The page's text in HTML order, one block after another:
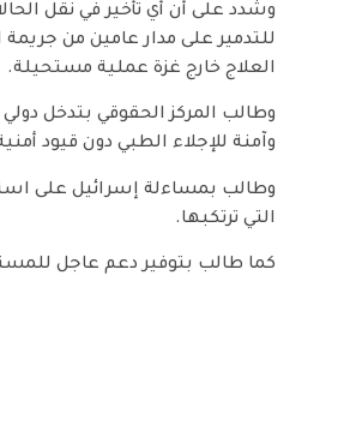
وشدد على أن أي تأخير في نقل
للتدمير على مدار عامين من
العلاج خارج غزة عملية مستحيلة.
وطالب المركز الحقوقي بتدخل
وآمنة للإجلاء الطبي دون قيود
وطالب بمساءلة إسرائيل على
التي ترتكبها.
كما طالب بتوفير دعم عاجل